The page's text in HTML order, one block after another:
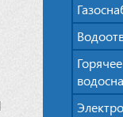
Горячее